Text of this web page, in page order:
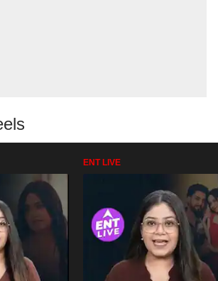
ENT LIVE